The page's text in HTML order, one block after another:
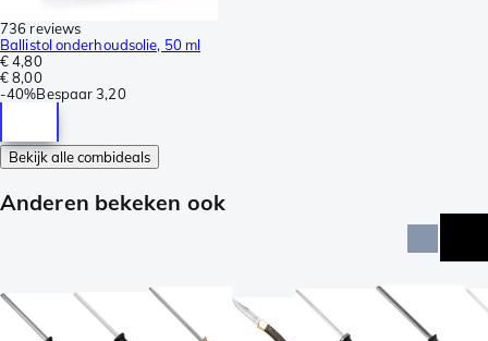
736 reviews
Ballistol onderhoudsolie, 50 ml
€ 4,80
€ 8,00
-40%Bespaar 3,20
Bekijk alle combideals
Anderen bekeken ook